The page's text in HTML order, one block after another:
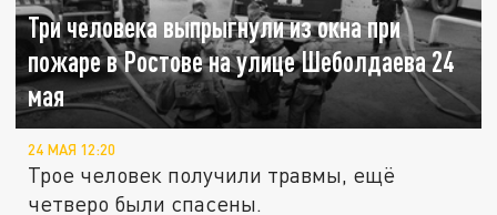
Три человека выпрыгнули из окна при
пожаре в Ростове на улице Шеболдаева 24
мая
24 МАЯ 12:20
Трое человек получили травмы, ещё
четверо были спасены.